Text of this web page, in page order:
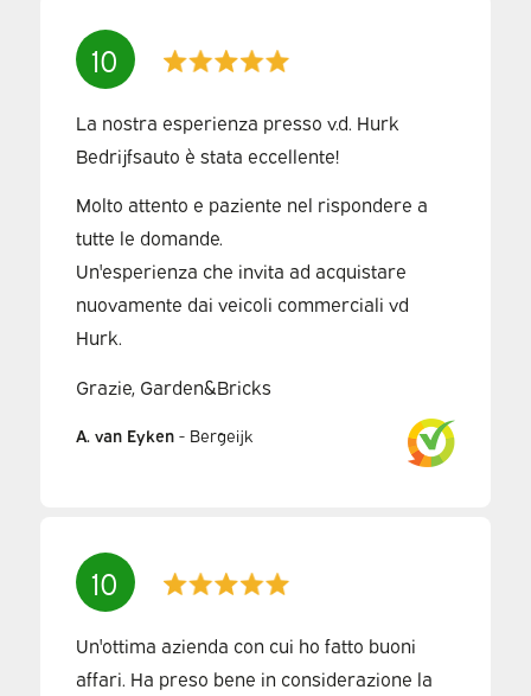
10
La nostra esperienza presso v.d. Hurk
Bedrijfsauto è stata eccellente!
Molto attento e paziente nel rispondere a
tutte le domande.
Un'esperienza che invita ad acquistare
nuovamente dai veicoli commerciali vd
Hurk.
Grazie, Garden&Bricks
A. van Eyken- Bergeijk
10
Un'ottima azienda con cui ho fatto buoni
affari. Ha preso bene in considerazione la